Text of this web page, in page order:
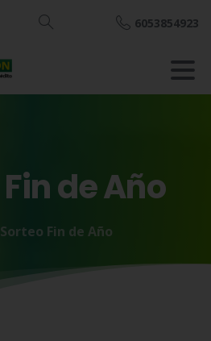
Buscar
6053854923
FindeAño
Sorteo Fin de Año